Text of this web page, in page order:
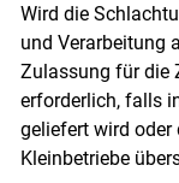
Wird die
und Verarbeitung
Zulassung für die
erforderlich, falls
geliefert wird oder
Kleinbetriebe